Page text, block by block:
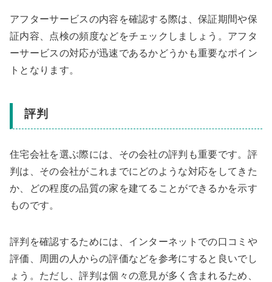
アフターサービスの内容を確認する際は、保証期間や保
証内容、点検の頻度などをチェックしましょう。アフタ
ーサービスの対応が迅速であるかどうかも重要なポイン
トとなります。
評判
住宅会社を選ぶ際には、その会社の評判も重要です。評
判は、その会社がこれまでにどのような対応をしてきた
か、どの程度の品質の家を建てることができるかを示す
ものです。
評判を確認するためには、インターネットでの口コミや
評価、周囲の人からの評価などを参考にすると良いでし
ょう。ただし、評判は個々の意見が多く含まれるため、